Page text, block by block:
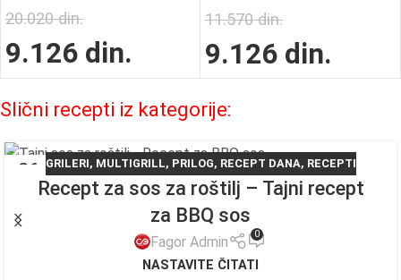
20.020din.
9.126 din.
11.570din.
9.126 din.
Slični recepti iz kategorije:
26 GRILERI, MULTIGRILL, PRILOG, RECEPT DANA, RECEPTI
Recept za sos za roštilj – Tajni recept
za BBQ sos
Fagor Admin 0
NASTAVITE ČITATI